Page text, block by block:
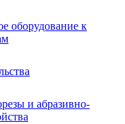
оборудование к
и абразивно-